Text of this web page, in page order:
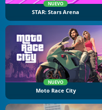
NUEVO
STAR: Stars Arena
NUEVO
Moto Race City